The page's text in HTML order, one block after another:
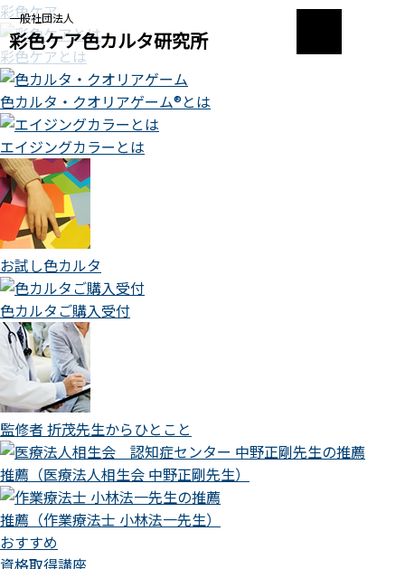
一般社団法人
彩色ケア色カルタ研究所
彩色ケア
彩色ケアとは
色カルタ・クオリアゲーム®とは
エイジングカラーとは
お試し色カルタ
色カルタご購入受付
監修者 折茂先生からひとこと
推薦（医療法人相生会 中野正剛先生）
推薦（作業療法士 小林法一先生）
おすすめ
資格取得講座